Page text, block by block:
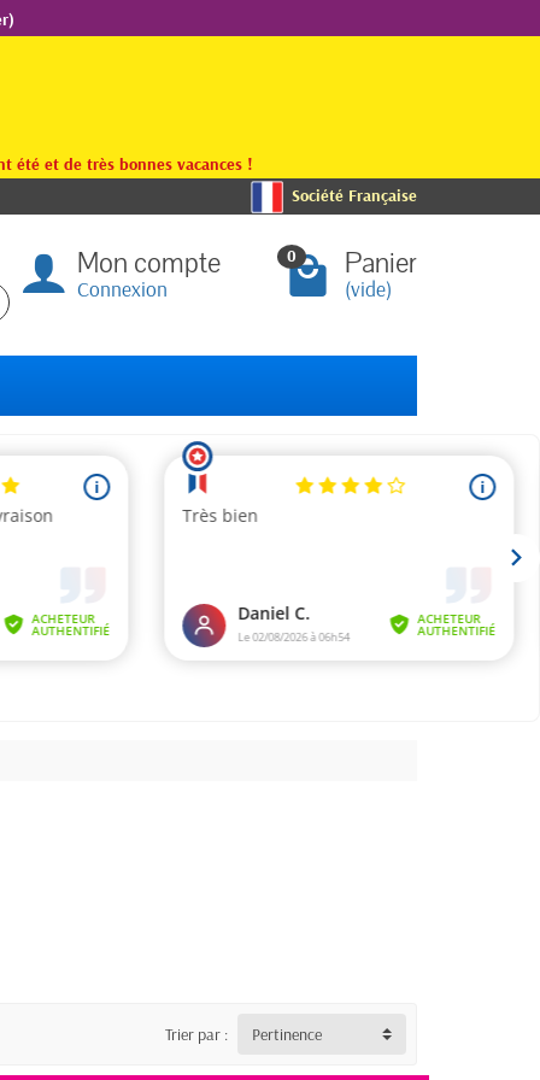
été et de très bonnes vacances !
Société Française
Mon compte
Connexion
0 Panier
(vide)
Trier par : Pertinence